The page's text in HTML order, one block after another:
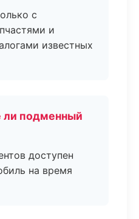
с
и
известных
ли подменный
доступен
на время